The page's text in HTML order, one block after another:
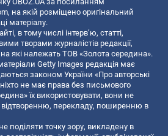
, на якій розміщено оригінальний
матеріалу.
в тому числі інтерв’ю, статті,
творами журналістів редакції,
які належать ТОВ «Золота середина».
Getty Images редакція має
законом України «Про авторські
не має права без письмового
їх використовувати, вони не
перекладу, поширенню в
поділяти точку зору, викладену в